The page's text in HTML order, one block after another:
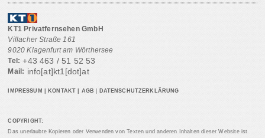
KT1 Privatfernsehen GmbH
Villacher Straße 161
9020 Klagenfurt am Wörthersee
Tel: +43 463 / 51 52 53
Mail: info[at]kt1[dot]at
IMPRESSUM KONTAKT AGB DATENSCHUTZERKLÄRUNG
COPYRIGHT:
Das unerlaubte Kopieren oder Verwenden von Texten und anderen Inhalten dieser Website ist